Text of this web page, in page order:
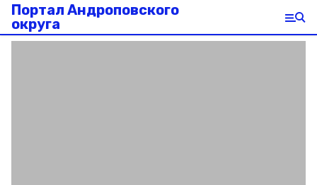
Портал Андроповского
округа